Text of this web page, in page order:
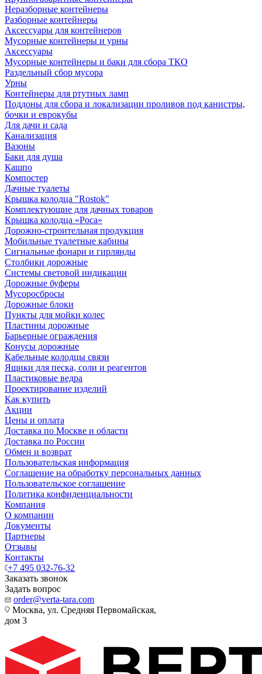
Неразборные контейнеры
Разборные контейнеры
Аксессуары для контейнеров
Мусорные контейнеры и урны
Аксессуары
Мусорные контейнеры и баки для сбора ТКО
Раздельный сбор мусора
Урны
Контейнеры для ртутных ламп
Поддоны для сбора и локализации проливов под канистры,
бочки и еврокубы
Для дачи и сада
Канализация
Вазоны
Баки для душа
Кашпо
Компостер
Дачные туалеты
Крышка колодца "Rostok"
Комплектующие для дачных товаров
Крышка колодца «Роса»
Дорожно-строительная продукция
Мобильные туалетные кабины
Сигнальные фонари и гирлянды
Столбики дорожные
Системы световой индикации
Дорожные буферы
Мусоросбросы
Дорожные блоки
Пункты для мойки колес
Пластины дорожные
Барьерные ограждения
Конусы дорожные
Кабельные колодцы связи
Ящики для песка, соли и реагентов
Пластиковые ведра
Проектирование изделий
Как купить
Акции
Цены и оплата
Доставка по Москве и области
Доставка по России
Обмен и возврат
Пользовательская информация
Соглашение на обработку персональных данных
Пользовательское соглашение
Политика конфиденциальности
Компания
О компании
Документы
Партнеры
Отзывы
Контакты
+7 495 032-76-32
Заказать звонок
Задать вопрос
order@verta-tara.com
Москва, ул. Средняя Первомайская,
дом 3